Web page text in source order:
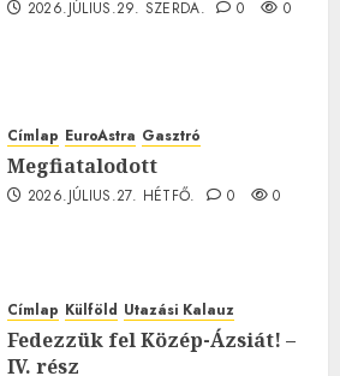
2026.JÚLIUS.29. SZERDA. 0 0
Címlap EuroAstra Gasztró
Megfiatalodott
2026.JÚLIUS.27. HÉTFŐ. 0 0
Címlap Külföld Utazási Kalauz
Fedezzük fel Közép-Ázsiát! –
IV. rész